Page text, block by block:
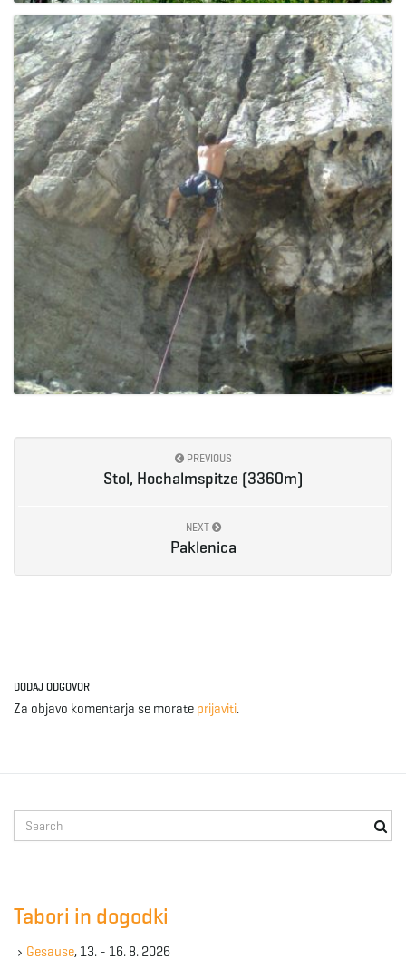
PREVIOUS
Stol, Hochalmspitze (3360m)
NEXT
Paklenica
DODAJ ODGOVOR
Za objavo komentarja se morate prijaviti.
e
e
Tabori in dogodki
Gesause, 13. - 16. 8. 2026